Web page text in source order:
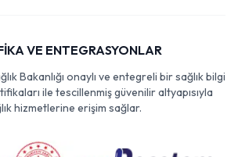
VE ENTEGRASYONLAR
Bakanlığı onaylı ve entegreli bir sağlık bilgi
ile tescillenmiş güvenilir altyapısıyla
hizmetlerine erişim sağlar.